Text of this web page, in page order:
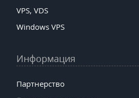
VPS, VDS
Windows VPS
Информация
Партнерство